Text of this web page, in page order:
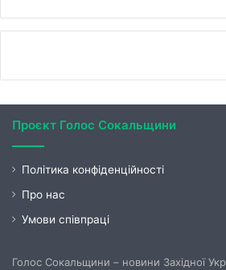
Проєкт Голос Сокальщини
Політика конфіденційності
Про нас
Умови співпраці
Голос Сокальщини – новини Західної